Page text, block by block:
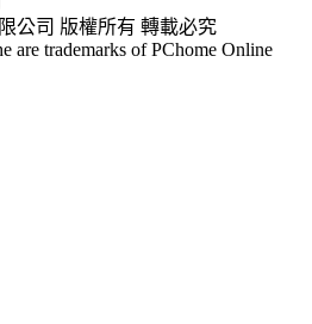
公司 版權所有 轉載必究
are trademarks of PChome Online